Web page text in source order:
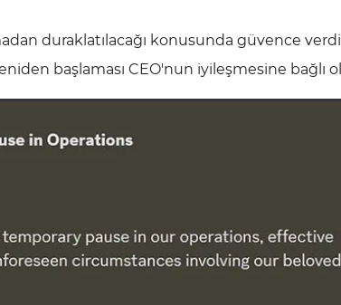
duraklatılacağı konusunda güvence
başlaması CEO'nun iyileşmesine bağlı